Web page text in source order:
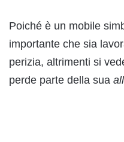
Poiché è un mobile
importante che sia
perizia, altrimenti si
perde parte della sua